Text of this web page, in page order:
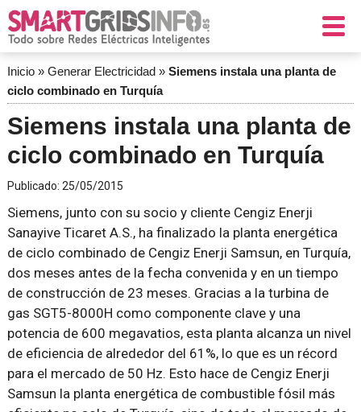
Inicio» Generar Electricidad» Siemens instala una planta de
ciclo combinado en Turquía
Siemens instala una planta de
ciclo combinado en Turquía
Publicado: 25/05/2015
Siemens, junto con su socio y cliente Cengiz Enerji
Sanayive Ticaret A.S., ha finalizado la planta energética
de ciclo combinado de Cengiz Enerji Samsun, en Turquía,
dos meses antes de la fecha convenida y en un tiempo
de construcción de 23 meses. Gracias a la turbina de
gas SGT5-8000H como componente clave y una
potencia de 600 megavatios, esta planta alcanza un nivel
de eficiencia de alrededor del 61%, lo que es un récord
para el mercado de 50 Hz. Esto hace de Cengiz Enerji
Samsun la planta energética de combustible fósil más